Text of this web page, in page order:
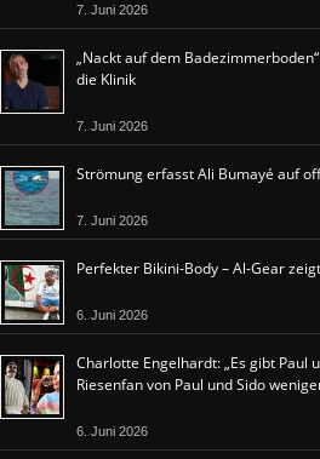
7. Juni 2026
„Nackt auf dem
die Klinik
7. Juni 2026
Strömung erfasst Ali Bumayé auf
7. Juni 2026
Perfekter Bikini-Body – Al-Gear
6. Juni 2026
Charlotte Engelhardt: „Es gibt Paul
Riesenfan von Paul und Sido
6. Juni 2026